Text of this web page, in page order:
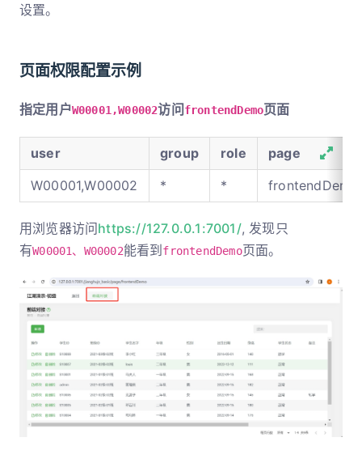
设置。
页面权限配置示例
指定用户W00001,W00002访问frontendDemo页面
user group role
page
W00001,W00002
* * frontendDemo
用浏览器访问https://127.0.0.1:7001/, 发现只
有W00001、W00002能看到frontendDemo页面。